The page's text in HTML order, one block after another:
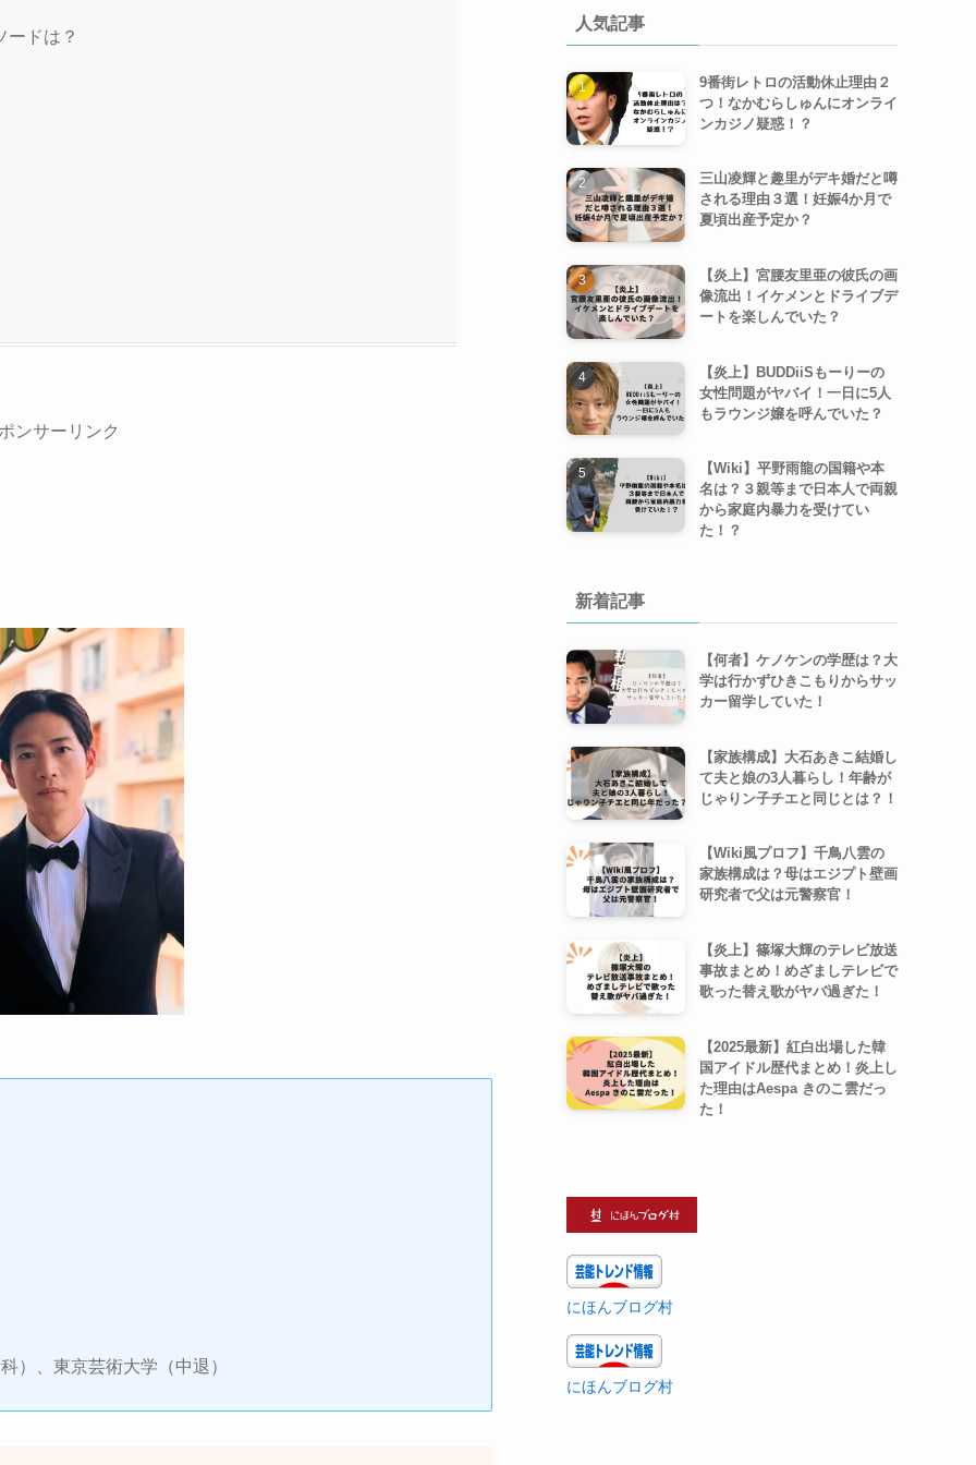
ードは？
ンサーリンク
）、東京芸術大学（中退）
人気記事
9番街レトロの活動休止理由２
つ！なかむらしゅんにオンライ
ンカジノ疑惑！？
三山凌輝と趣里がデキ婚だと噂
される理由３選！妊娠4か月で
夏頃出産予定か？
【炎上】宮腰友里亜の彼氏の画
像流出！イケメンとドライブデ
ートを楽しんでいた？
【炎上】BUDDiiSもーりーの
女性問題がヤバイ！一日に5人
もラウンジ嬢を呼んでいた？
【Wiki】平野雨龍の国籍や本
名は？３親等まで日本人で両親
から家庭内暴力を受けてい
た！？
新着記事
【何者】ケノケンの学歴は？大
学は行かずひきこもりからサッ
カー留学していた！
【家族構成】大石あきこ結婚し
て夫と娘の3人暮らし！年齢が
じゃりン子チエと同じとは？！
【Wiki風プロフ】千鳥八雲の
家族構成は？母はエジプト壁画
研究者で父は元警察官！
【炎上】篠塚大輝のテレビ放送
事故まとめ！めざましテレビで
歌った替え歌がヤバ過ぎた！
【2025最新】紅白出場した韓
国アイドル歴代まとめ！炎上し
た理由はAespa きのこ雲だっ
た！
にほんブログ村
にほんブログ村